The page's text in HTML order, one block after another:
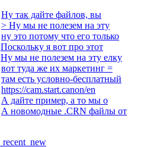
Ну так дайте файлов, вы
> Ну мы не полезем на эту
ну это потому что его только
Поскольку я вот про этот
Ну мы не полезем на эту елку
вот туда же их маркетинг =
там есть условно-бесплатный
https://cam.start.canon/en
А дайте пример, а то мы о
А новомодные .CRN файлы от